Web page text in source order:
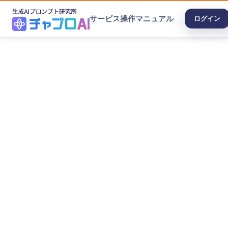
サービス操作マニュアル ログイン